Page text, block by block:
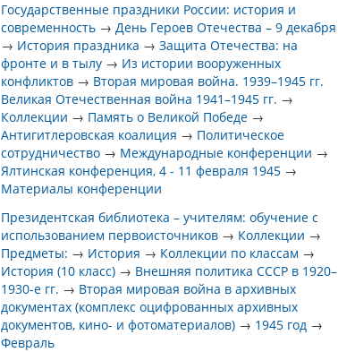
Государственные праздники России: история и
современность →День Героев Отечества – 9 декабря
→ История праздника →Защита Отечества: на
фронте и в тылу → Из истории вооруженных
конфликтов → Вторая мировая война. 1939–1945 гг.
Великая Отечественная война 1941–1945 гг. →
Коллекции → Память о Великой Победе →
Антигитлеровская коалиция → Политическое
сотрудничество → Международные конференции →
Ялтинская конференция, 4 - 11 февраля 1945 →
Материалы конференции
Президентская библиотека – учителям: обучение с
использованием первоисточников → Коллекции →
Предметы: → История → Коллекции по классам →
История (10 класс) → Внешняя политика СССР в 1920–
1930-е гг. → Вторая мировая война в архивных
документах (комплекс оцифрованных архивных
документов, кино- и фотоматериалов) → 1945 год →
Февраль